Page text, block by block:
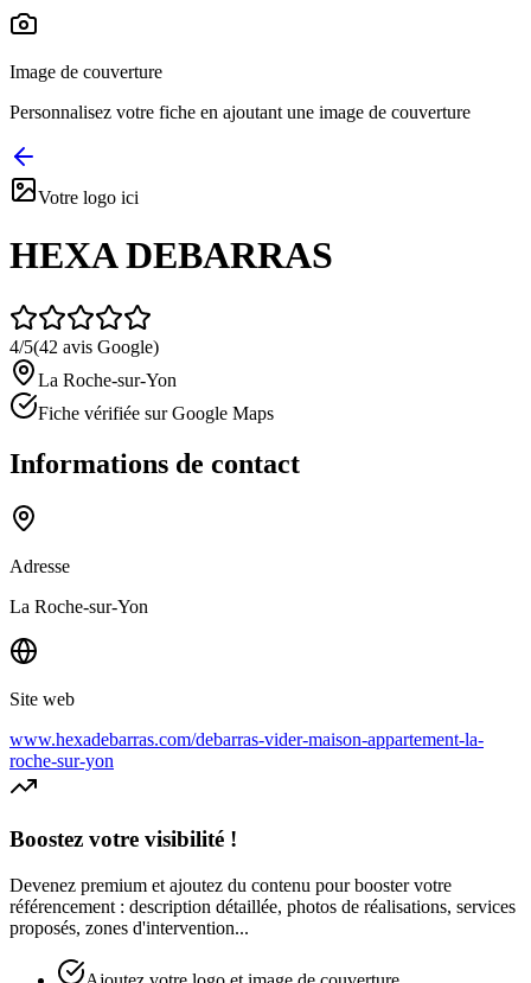
Image de couverture
Personnalisez votre fiche en ajoutant une image de couverture
Votre logo ici
HEXA DEBARRAS
4/5(42 avis Google)
La Roche-sur-Yon
Fiche vérifiée sur Google Maps
Informations de contact
Adresse
La Roche-sur-Yon
Site web
www.hexadebarras.com/debarras-vider-maison-appartement-la-
roche-sur-yon
Boostez votre visibilité !
Devenez premium et ajoutez du contenu pour booster votre
référencement : description détaillée, photos de réalisations, services
proposés, zones d'intervention...